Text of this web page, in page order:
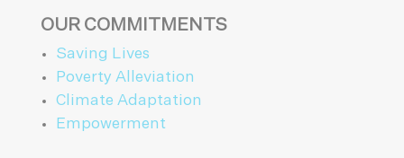
OUR COMMITMENTS
Saving Lives
Poverty Alleviation
Climate Adaptation
Empowerment